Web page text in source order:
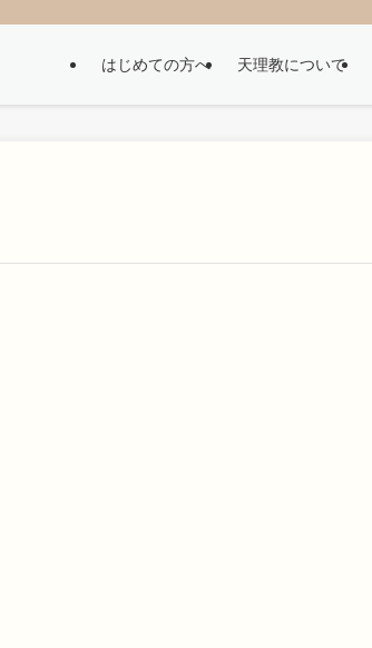
はじめての方へ 天理教について